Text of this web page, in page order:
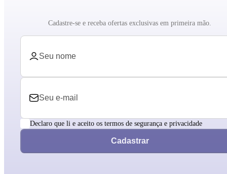
Cadastre-se e receba ofertas exclusivas em primeira mão.
Declaro que li e aceito os termos de segurança e privacidade
Cadastrar